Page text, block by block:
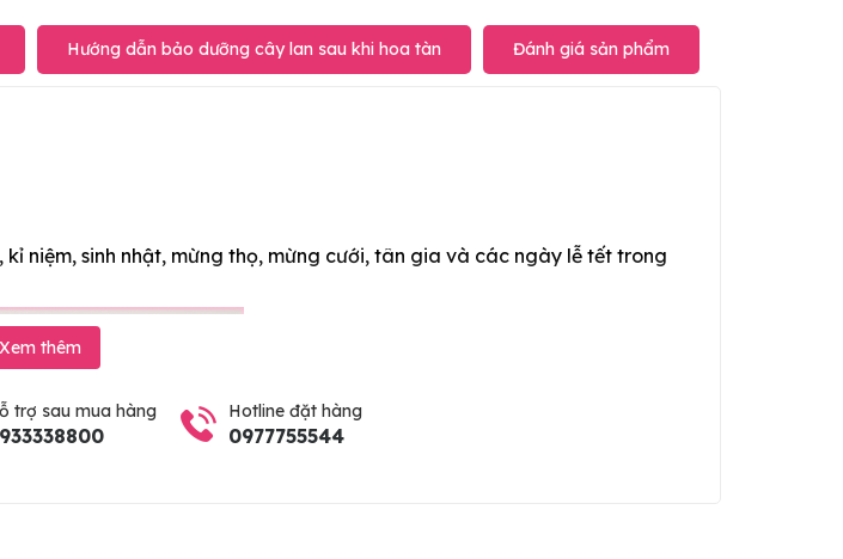
Hướng dẫn bảo dưỡng cây lan sau khi hoa tàn Đánh giá sản phẩm
niệm, sinh nhật, mừng thọ, mừng cưới, tân gia và các ngày lễ tết trong
Xem thêm
trợ sau mua hàng Hotline đặt hàng
0977755544